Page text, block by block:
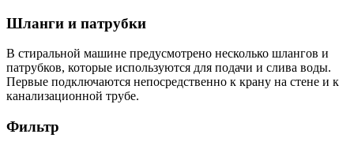
Шланги и патрубки
В стиральной машине предусмотрено несколько шлангов и
патрубков, которые используются для подачи и слива воды.
Первые подключаются непосредственно к крану на стене и к
канализационной трубе.
Фильтр